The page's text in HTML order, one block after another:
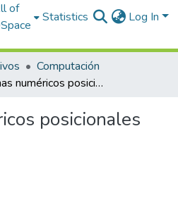
of
Statistics Log In
Computación
Sistemas numéricos posicionales
posicionales